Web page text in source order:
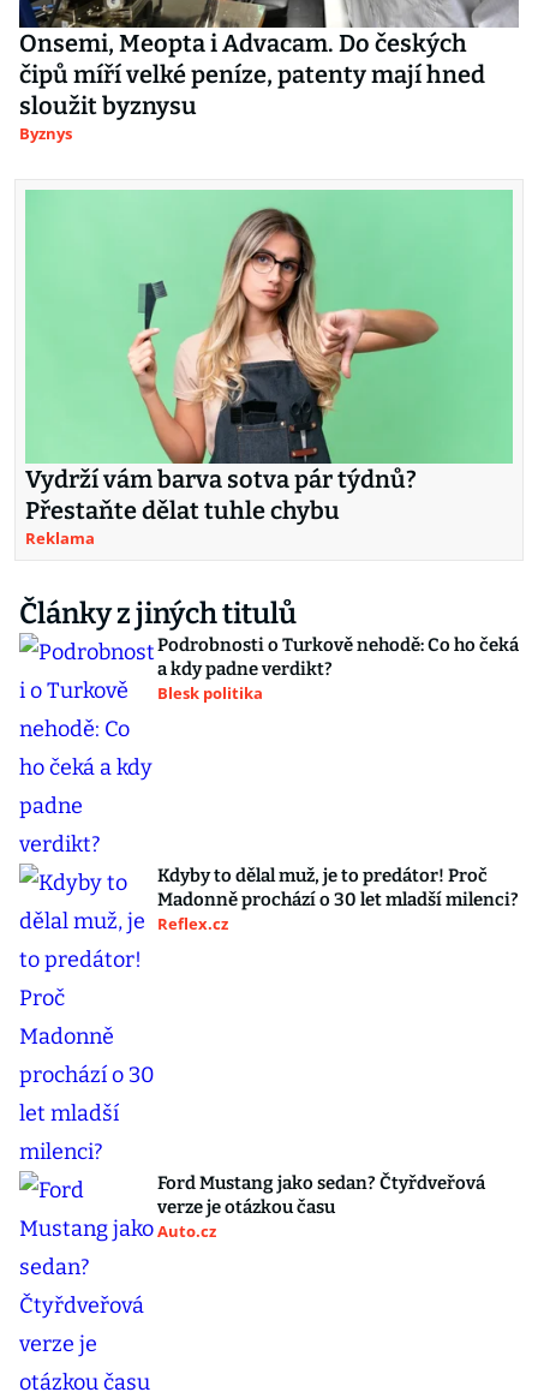
Onsemi, Meopta i Advacam. Do českých
čipů míří velké peníze, patenty mají hned
sloužit byznysu
Byznys
Vydrží vám barva sotva pár týdnů?
Přestaňte dělat tuhle chybu
Reklama
Články z jiných titulů
Podrobnosti o Turkově nehodě: Co ho čeká
a kdy padne verdikt?
Blesk politika
Kdyby to dělal muž, je to predátor! Proč
Madonně prochází o 30 let mladší milenci?
Reflex.cz
Ford Mustang jako sedan? Čtyřdveřová
verze je otázkou času
Auto.cz